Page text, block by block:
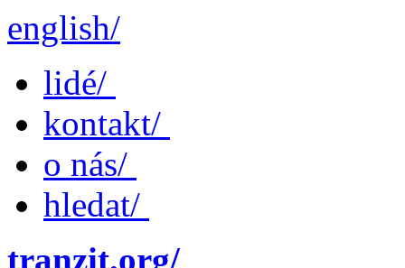
english/
lidé/
kontakt/
o nás/
hledat/
tranzit.org/